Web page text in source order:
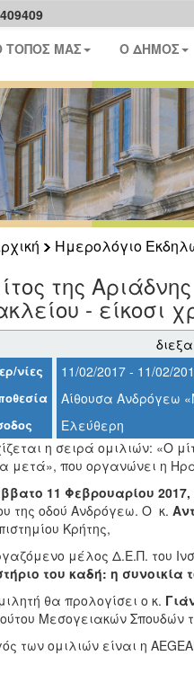
ΤΟΠΟΣ ΜΑΣ Ο ΔΗΜΟΣ
Ημερολόγιο
της
- είκοσι
νίες 11/02/2017 - 11/02/
Αίθουσα Ανδρόγεω
Ελεύθερη
η σειρά ομιλιών: «Ο
μετά», που οργανώνει η
11 Φεβρουαρίου
της οδού Ανδρόγεω. Ο κ.
Κρήτης,
μέλος Δ.Ε.Π. του
του καδή: η
θα προλογίσει ο κ.
Μεσογειακών Σπουδών
των ομιλιών είναι η